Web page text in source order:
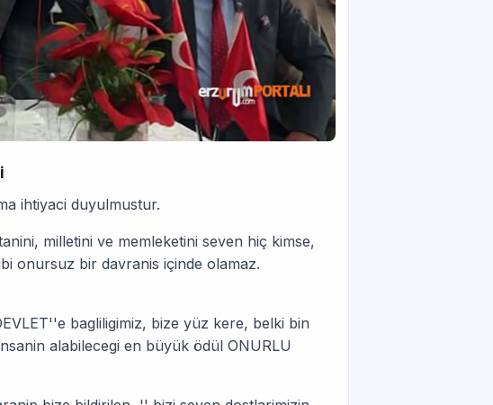
ihtiyaci duyulmustur.
milletini ve memleketini seven hiç kimse,
onursuz bir davranis içinde olamaz.
bagliligimiz, bize yüz kere, belki bin
alabilecegi en büyük ödül ONURLU